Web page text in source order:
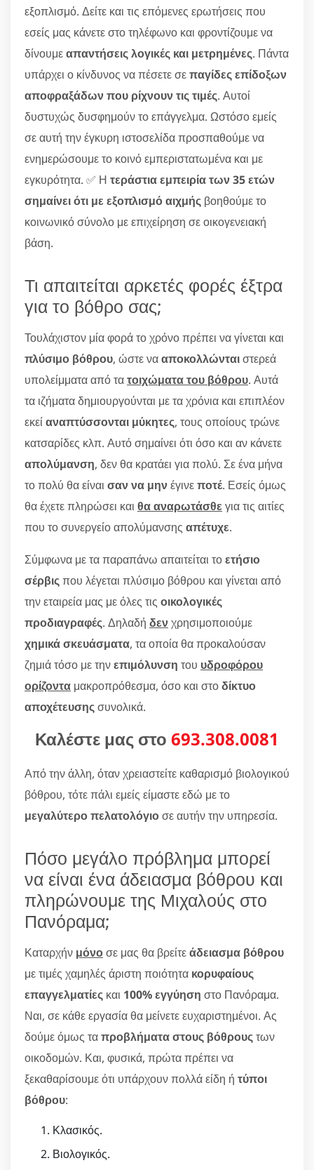
εξοπλισμό. Δείτε και τις επόμενες ερωτήσεις που
εσείς μας κάνετε στο τηλέφωνο και φροντίζουμε να
δίνουμεαπαντήσεις λογικές και μετρημένες. Πάντα
υπάρχει ο κίνδυνος να πέσετε σεπαγίδες επίδοξων
αποφραξάδων που ρίχνουν τις τιμές. Αυτοί
δυστυχώς δυσφημούν το επάγγελμα. Ωστόσο εμείς
σε αυτή την έγκυρη ιστοσελίδα προσπαθούμε να
ενημερώσουμε το κοινό εμπεριστατωμένα και με
εγκυρότητα. ✅ Η τεράστια εμπειρία των 35 ετών
σημαίνει ότι με εξοπλισμό αιχμής βοηθούμε το
κοινωνικό σύνολο με επιχείρηση σε οικογενειακή
βάση.
Τι απαιτείται αρκετές φορές έξτρα
για το βόθρο σας;
Τουλάχιστον μία φορά το χρόνο πρέπει να γίνεται και
πλύσιμο βόθρου, ώστε νααποκολλώνταιστερεά
υπολείμματα από τατοιχώματα του βόθρου. Αυτά
τα ιζήματα δημιουργούνται με τα χρόνια και επιπλέον
εκείαναπτύσσονται μύκητες, τους οποίους τρώνε
κατσαρίδες κλπ. Αυτό σημαίνει ότι όσο και αν κάνετε
απολύμανση, δεν θα κρατάει για πολύ. Σε ένα μήνα
το πολύ θα είναι σαν να μηνέγινεποτέ. Εσείς όμως
θα έχετε πληρώσει και θα αναρωτάσθε για τις αιτίες
που το συνεργείο απολύμανσης απέτυχε.
Σύμφωνα με τα παραπάνω απαιτείται τοετήσιο
σέρβιςπου λέγεται πλύσιμο βόθρου και γίνεται από
την εταιρεία μας με όλες τις οικολογικές
προδιαγραφές. Δηλαδή δενχρησιμοποιούμε
χημικά σκευάσματα, τα οποία θα προκαλούσαν
ζημιά τόσο με τηνεπιμόλυνση του υδροφόρου
ορίζοντα μακροπρόθεσμα, όσο και στοδίκτυο
αποχέτευσηςσυνολικά.
Καλέστε μας στο 693.308.0081
Από την άλλη, όταν χρειαστείτε καθαρισμό βιολογικού
βόθρου, τότε πάλι εμείς είμαστε εδώ με το
μεγαλύτερο πελατολόγιοσε αυτήν την υπηρεσία.
Πόσο μεγάλο πρόβλημα μπορεί
να είναι ένα άδειασμα βόθρου και
πληρώνουμε της Μιχαλούς στο
Πανόραμα;
Καταρχήν μόνοσε μας θα βρείτεάδειασμα βόθρου
με τιμές χαμηλές άριστη ποιότητα κορυφαίους
επαγγελματίες και 100% εγγύηση στο Πανόραμα.
Ναι, σε κάθε εργασία θα μείνετε ευχαριστημένοι. Ας
δούμε όμως ταπροβλήματα στους βόθρουςτων
οικοδομών. Και, φυσικά, πρώτα πρέπει να
ξεκαθαρίσουμε ότι υπάρχουν πολλά είδη ή τύποι
βόθρου:
Κλασικός.
Βιολογικός.